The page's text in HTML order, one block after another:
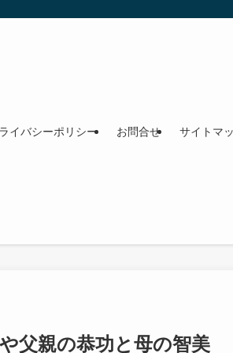
イバシーポリシー お問合せ サイトマ
父親の恭功と母の智美